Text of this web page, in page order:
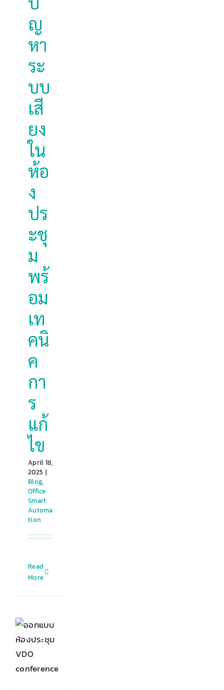
ญ
หา
ระ
บบ
เสี
ยง
ใน
ห้อ
ง
ปร
ะชุ
ม
พร้
อม
เท
คนิ
ค
กา
ร
แก้
ไข
April 18,
2025 |
Blog,
Office
Smart
Automa
tion
Read
More